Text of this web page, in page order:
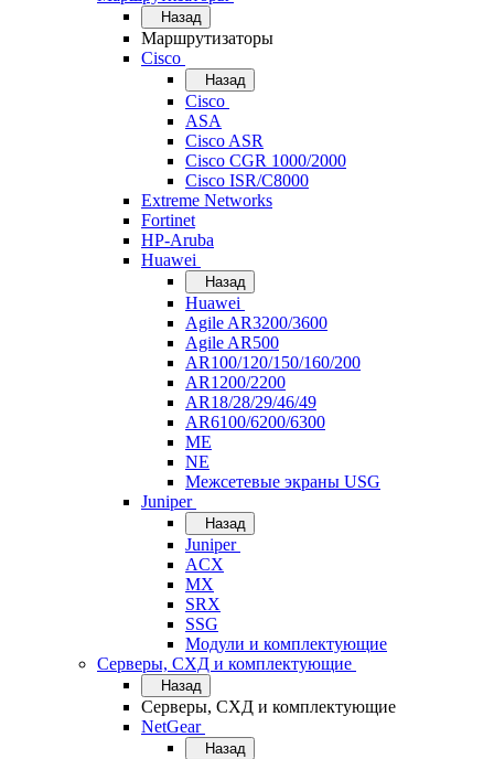
Назад
Маршрутизаторы
Cisco
Назад
Cisco
ASA
Cisco ASR
Cisco CGR 1000/2000
Cisco ISR/С8000
Extreme Networks
Fortinet
HP-Aruba
Huawei
Назад
Huawei
Agile AR3200/3600
Agile AR500
AR100/120/150/160/200
AR1200/2200
AR18/28/29/46/49
AR6100/6200/6300
ME
NE
Межсетевые экраны USG
Juniper
Назад
Juniper
ACX
MX
SRX
SSG
Модули и комплектующие
Серверы, СХД и комплектующие
Назад
Серверы, СХД и комплектующие
NetGear
Назад